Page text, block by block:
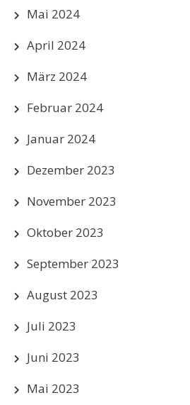
Mai 2024
April 2024
März 2024
Februar 2024
Januar 2024
Dezember 2023
November 2023
Oktober 2023
September 2023
August 2023
Juli 2023
Juni 2023
Mai 2023